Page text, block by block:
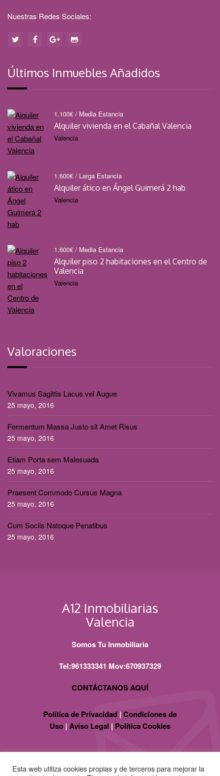
Nuestras Redes Sociales:
Últimos Inmuebles Añadidos
1.100€ / Media Estancia
Alquiler vivienda en el Cabañal Valencia
Valencia
1.600€ / Larga Estancia
Alquiler ático en Ángel Guimerá 2 hab
Valencia
1.600€ / Media Estancia
Alquiler piso 2 habitaciones en el Centro de
Valencia
Valencia
Valoraciones
Vivamus Sagittis Lacus vel Augue
25 mayo, 2016
Fermentum Massa Justo sit Amet Risus
25 mayo, 2016
Etiam Porta sem Malesuada
25 mayo, 2016
Praesent Commodo Cursus Magna
25 mayo, 2016
Cum Sociis Natoque Penatibus
25 mayo, 2016
A12 Inmobiliarias
Valencia
Somos Tu Inmobiliaria
Tel:961333341 Mov:670937329
CONTÁCTANOS AQUÍ
Política de Privacidad | Condiciones de
Uso | Aviso Legal | Política Cookies
Esta web utiliza cookies propias y de terceros para mejorar la